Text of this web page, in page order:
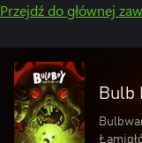
Przejdź do głównej
Bulb